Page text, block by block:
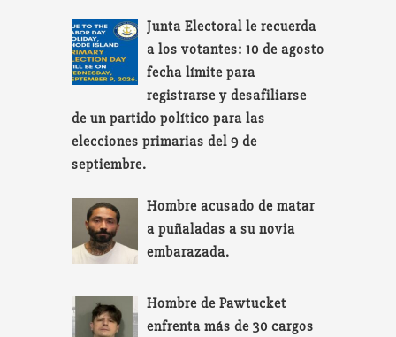
Junta Electoral le recuerda
a los votantes: 10 de agosto
fecha límite para
registrarse y desafiliarse
de un partido político para las
elecciones primarias del 9 de
septiembre.
Hombre acusado de matar
a puñaladas a su novia
embarazada.
Hombre de Pawtucket
enfrenta más de 30 cargos